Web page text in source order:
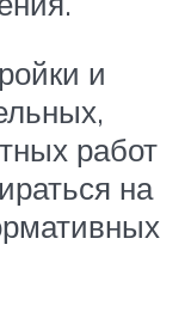
и
работ
на